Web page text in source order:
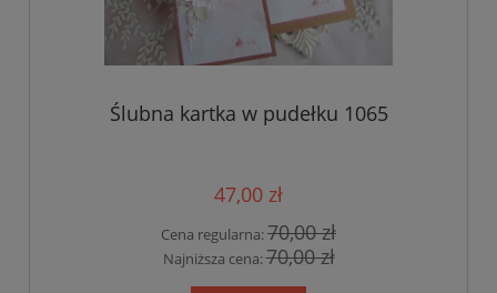
Ślubna kartka w pudełku 1065
47,00 zł
Cena regularna:70,00 zł
Najniższa cena:70,00 zł